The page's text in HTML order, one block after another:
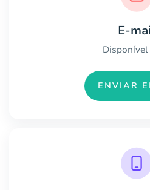
E-
Disponível
ENVIAR